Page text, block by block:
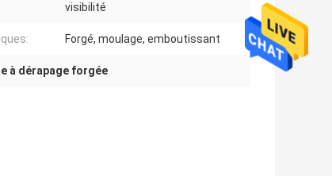
visibilité
Forgé, moulage, emboutissant
à dérapage forgée